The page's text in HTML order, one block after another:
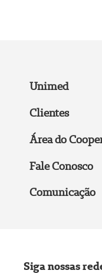
Unimed
Clientes
Área do
Fale Conosco
Comunicação
Siga nossas